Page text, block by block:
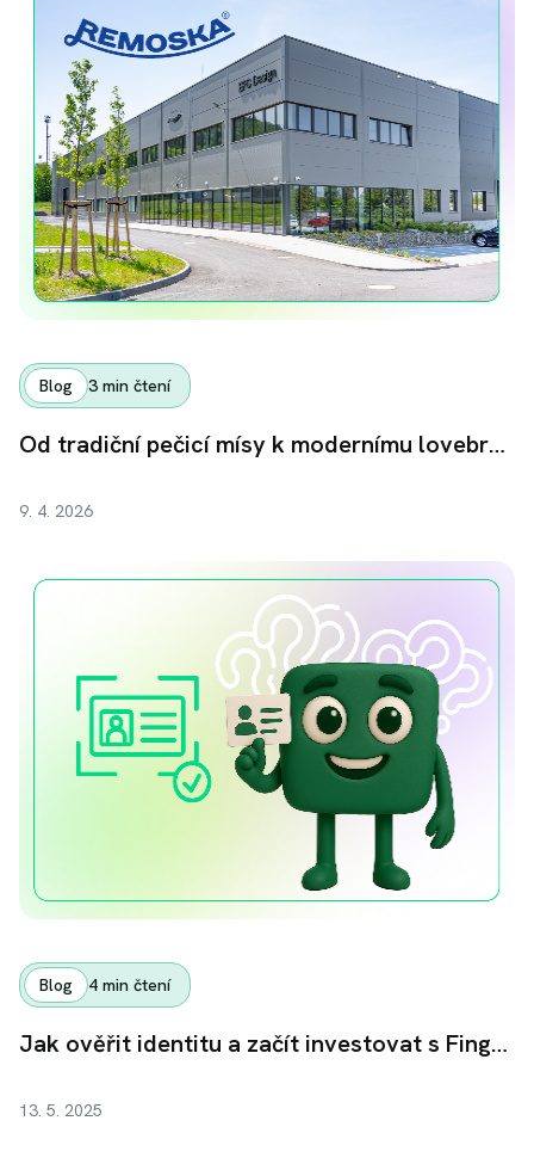
Blog 3 min čtení
Od tradiční pečicí mísy k modernímu lovebrandu: Jak Remoska s pomocí investorů na Fingoodu upekla svůj další úspěch
9. 4. 2026
Blog 4 min čtení
Jak ověřit identitu a začít investovat s Fingoodem
13. 5. 2025